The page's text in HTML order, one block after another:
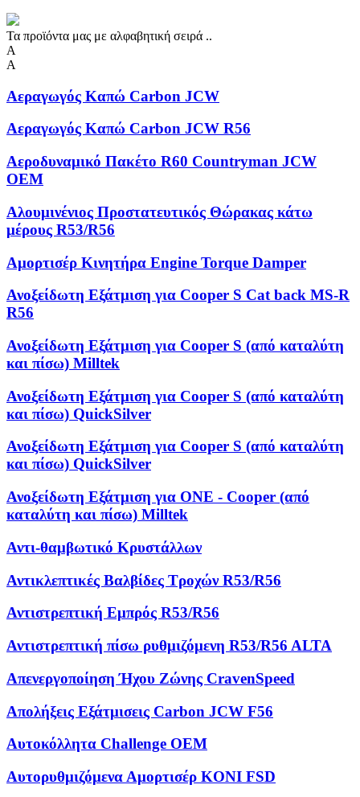
Τα προϊόντα μας με αλφαβητική σειρά ..
Α
Α
Αεραγωγός Καπώ Carbon JCW
Αεραγωγός Καπώ Carbon JCW R56
Αεροδυναμικό Πακέτο R60 Countryman JCW
OEM
Αλουμινένιος Προστατευτικός Θώρακας κάτω
μέρους R53/R56
Αμορτισέρ Κινητήρα Engine Torque Damper
Ανοξείδωτη Eξάτμιση για Cooper S Cat back MS-R
R56
Ανοξείδωτη Εξάτμιση για Cooper S (από καταλύτη
και πίσω) Milltek
Ανοξείδωτη Εξάτμιση για Cooper S (από καταλύτη
και πίσω) QuickSilver
Ανοξείδωτη Εξάτμιση για Cooper S (από καταλύτη
και πίσω) QuickSilver
Ανοξείδωτη Εξάτμιση για ONE - Cooper (από
καταλύτη και πίσω) Milltek
Αντι-θαμβωτικό Κρυστάλλων
Αντικλεπτικές Βαλβίδες Τροχών R53/R56
Αντιστρεπτική Εμπρός R53/R56
Αντιστρεπτική πίσω ρυθμιζόμενη R53/R56 ALTA
Απενεργοποίηση Ήχου Ζώνης CravenSpeed
Απολήξεις Εξάτμισεις Carbon JCW F56
Αυτοκόλλητα Challenge OEM
Αυτορυθμιζόμενα Αμορτισέρ KONI FSD